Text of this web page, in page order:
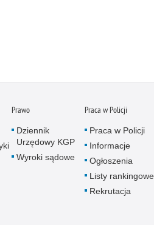
Prawo
Dziennik
Urzędowy KGP
Wyroki sądowe
Praca w Policji
Praca w Policji
Informacje
Ogłoszenia
Listy rankingowe
Rekrutacja